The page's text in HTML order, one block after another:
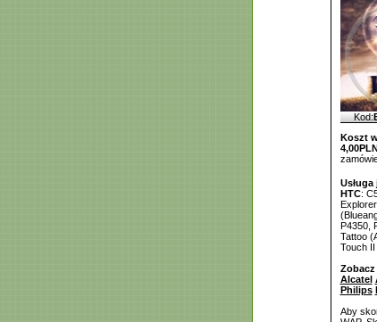
Kod:
Koszt
HTC:
P4350,
Tattoo
Touch
Alcatel
Philips
Aby